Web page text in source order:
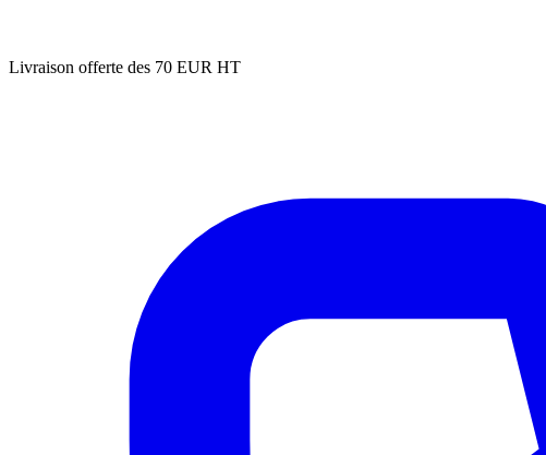
Livraison offerte des 70 EUR HT